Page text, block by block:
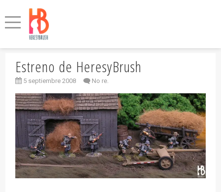
Estreno de HeresyBrush
5 septiembre 2008 No re.